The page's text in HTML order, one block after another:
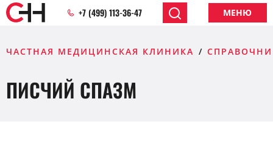
+7 (499) 113-36-47 МЕНЮ
ЧАСТНАЯ МЕДИЦИНСКАЯ КЛИНИКА
ПИСЧИЙ СПАЗМ